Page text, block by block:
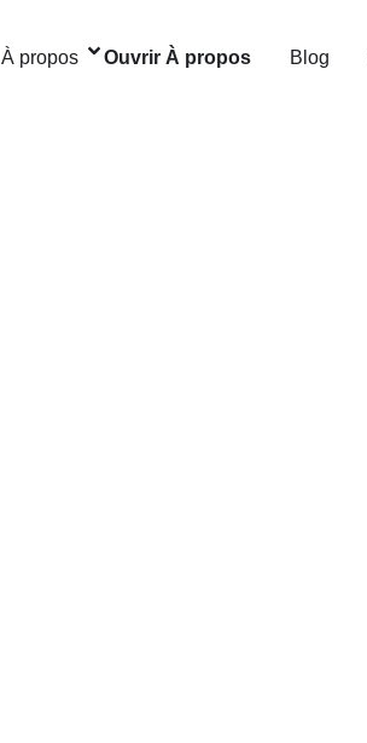
À propos Ouvrir À propos Blog